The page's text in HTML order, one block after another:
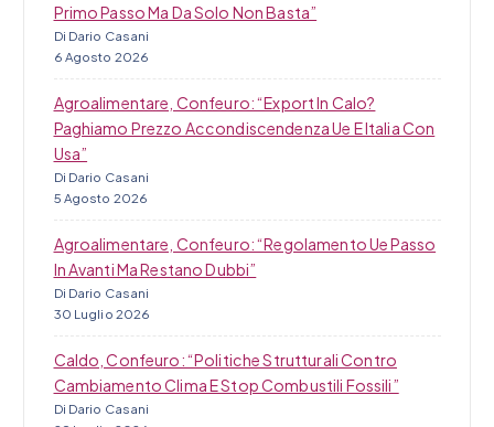
Primo Passo Ma Da Solo Non Basta”
Di Dario Casani
6 Agosto 2026
Agroalimentare, Confeuro: “Export In Calo?
Paghiamo Prezzo Accondiscendenza Ue E Italia Con
Usa”
Di Dario Casani
5 Agosto 2026
Agroalimentare, Confeuro: “Regolamento Ue Passo
In Avanti Ma Restano Dubbi”
Di Dario Casani
30 Luglio 2026
Caldo, Confeuro: “Politiche Strutturali Contro
Cambiamento Clima E Stop Combustili Fossili”
Di Dario Casani